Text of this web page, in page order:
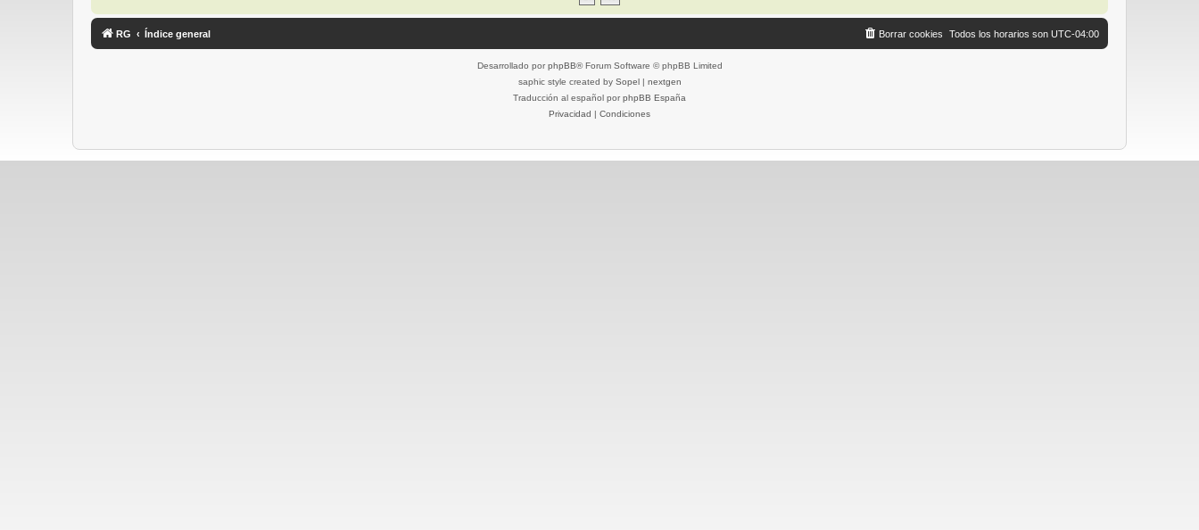
RG Índice general Todos los horarios son UTC-04:00
Borrar cookies
Desarrollado por phpBB® Forum Software © phpBB Limited
saphic style created by Sopel| nextgen
Traducción al español por phpBB España
Privacidad | Condiciones